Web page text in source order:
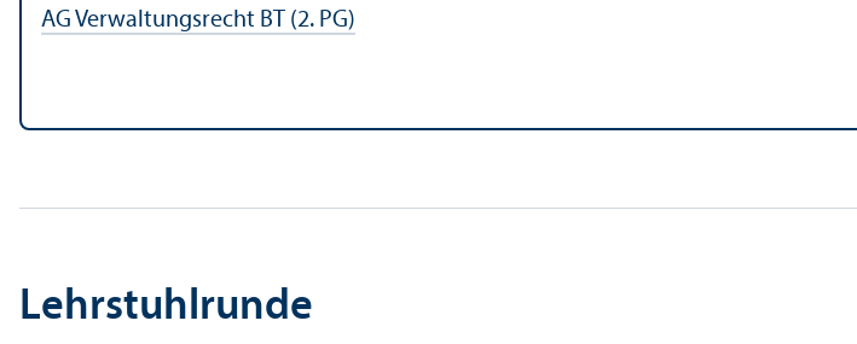
AG Verwaltungs­recht BT (2. PG)
Lehr­stuhl­runde